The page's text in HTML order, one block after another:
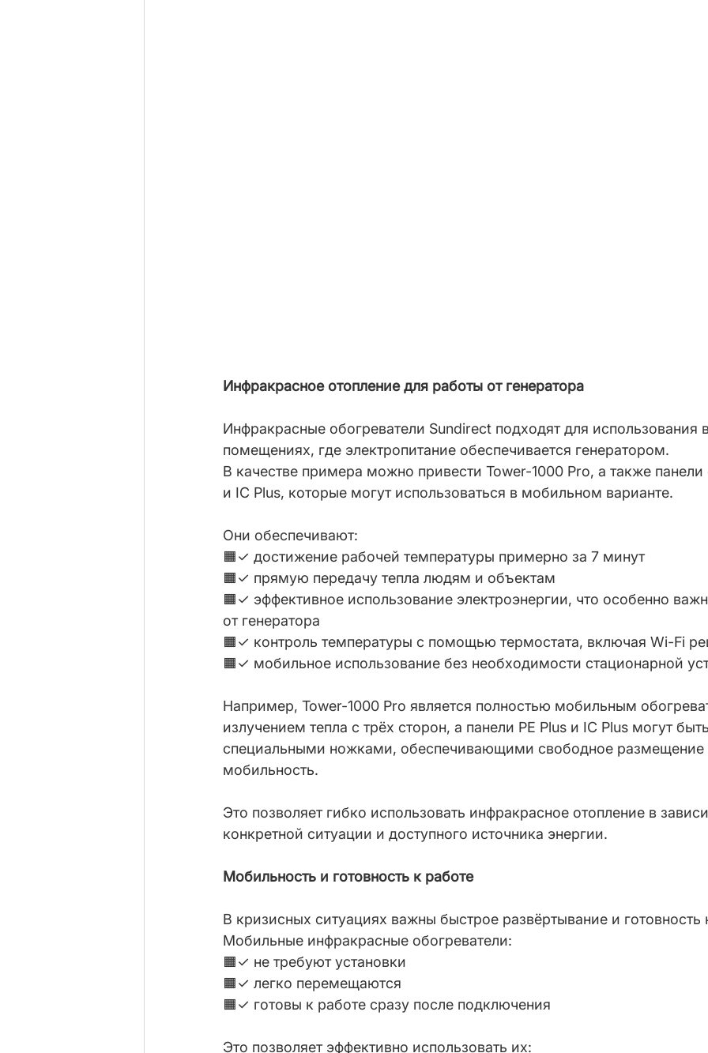
Инфракрасное отопление для работы от генератора
Инфракрасные обогреватели Sundirect подходят для использования
помещениях, где электропитание обеспечивается генератором.
В качестве примера можно привести Tower-1000 Pro, а также панели
и IC Plus, которые могут использоваться в мобильном варианте.
Они обеспечивают:
🟧✓ достижение рабочей температуры примерно за 7 минут
🟧✓ прямую передачу тепла людям и объектам
🟧✓ эффективное использование электроэнергии, что особенно
от генератора
🟧✓ контроль температуры с помощью термостата, включая Wi-Fi
🟧✓ мобильное использование без необходимости стационарной
Например, Tower-1000 Pro является полностью мобильным
излучением тепла с трёх сторон, а панели PE Plus и IC Plus могут
специальными ножками, обеспечивающими свободное размещение
мобильность.
Это позволяет гибко использовать инфракрасное отопление в
конкретной ситуации и доступного источника энергии.
Мобильность и готовность к работе
В кризисных ситуациях важны быстрое развёртывание и готовность
Мобильные инфракрасные обогреватели:
🟧✓ не требуют установки
🟧✓ легко перемещаются
🟧✓ готовы к работе сразу после подключения
Это позволяет эффективно использовать их: